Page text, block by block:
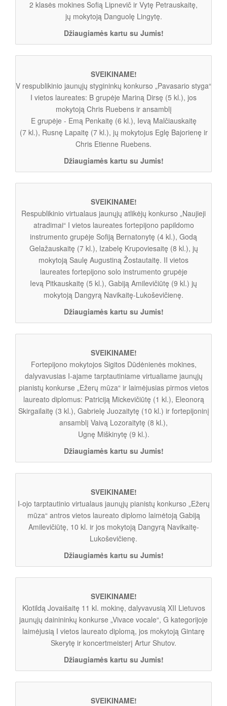
2 klasės mokines Sofią Lipnevič ir Vytę Petrauskaitę,
jų mokytoją Danguolę Lingytę.
Džiaugiamės kartu su Jumis!
SVEIKINAME!
V respublikinio jaunųjų stygininkų konkurso „Pavasario styga“
I vietos laureates: B grupėje Mariną Dirsę (5 kl.), jos
mokytoją Chris Ruebens ir ansamblį
E grupėje - Emą Penkaitę (6 kl.), Ievą Malčiauskaitę
(7 kl.), Rusnę Lapaitę (7 kl.), jų mokytojus Eglę Bajorienę ir
Chris Etienne Ruebens.
Džiaugiamės kartu su Jumis!
SVEIKINAME!
Respublikinio virtualaus jaunųjų atlikėjų konkurso „Naujieji
atradimai“ I vietos laureates fortepijono papildomo
instrumento grupėje Sofiją Bernatonytę (4 kl.), Godą
Gelažauskaitę (7 kl.), Izabelę Krupoviesaitę (8 kl.), jų
mokytoją Saulę Augustiną Žostautaitę. II vietos
laureates fortepijono solo instrumento grupėje
Ievą Pitkauskaitę (5 kl.), Gabiją Amilevičiūtę (9 kl.) jų
mokytoją Dangyrą Navikaitę-Lukoševičienę.
Džiaugiamės kartu su Jumis!
SVEIKINAME!
Fortepijono mokytojos Sigitos Dūdėnienės mokines,
dalyvavusias I-ajame tarptautiniame virtualiame jaunųjų
pianistų konkurse „Ežerų mūza“ ir laimėjusias pirmos vietos
laureato diplomus: Patriciją Mickevičiūtę (1 kl.), Eleonorą
Skirgailaitę (3 kl.), Gabrielę Juozaitytę (10 kl.) ir fortepijoninį
ansamblį Vaivą Lozoraitytę (8 kl.),
Ugnę Miškinytę (9 kl.).
Džiaugiamės kartu su Jumis!
SVEIKINAME!
I-ojo tarptautinio virtualaus jaunųjų pianistų konkurso „Ežerų
mūza“ antros vietos laureato diplomo laimėtoją Gabiją
Amilevičiūtę, 10 kl. ir jos mokytoją Dangyrą Navikaitę-
Lukoševičienę.
Džiaugiamės kartu su Jumis!
SVEIKINAME!
Klotildą Jovaišaitę 11 kl. mokinę, dalyvavusią XII Lietuvos
jaunųjų dainininkų konkurse „Vivace vocale“, G kategorijoje
laimėjusią I vietos laureato diplomą, jos mokytoją Gintarę
Skerytę ir koncertmeisterį Artur Shutov.
Džiaugiamės kartu su Jumis!
SVEIKINAME!